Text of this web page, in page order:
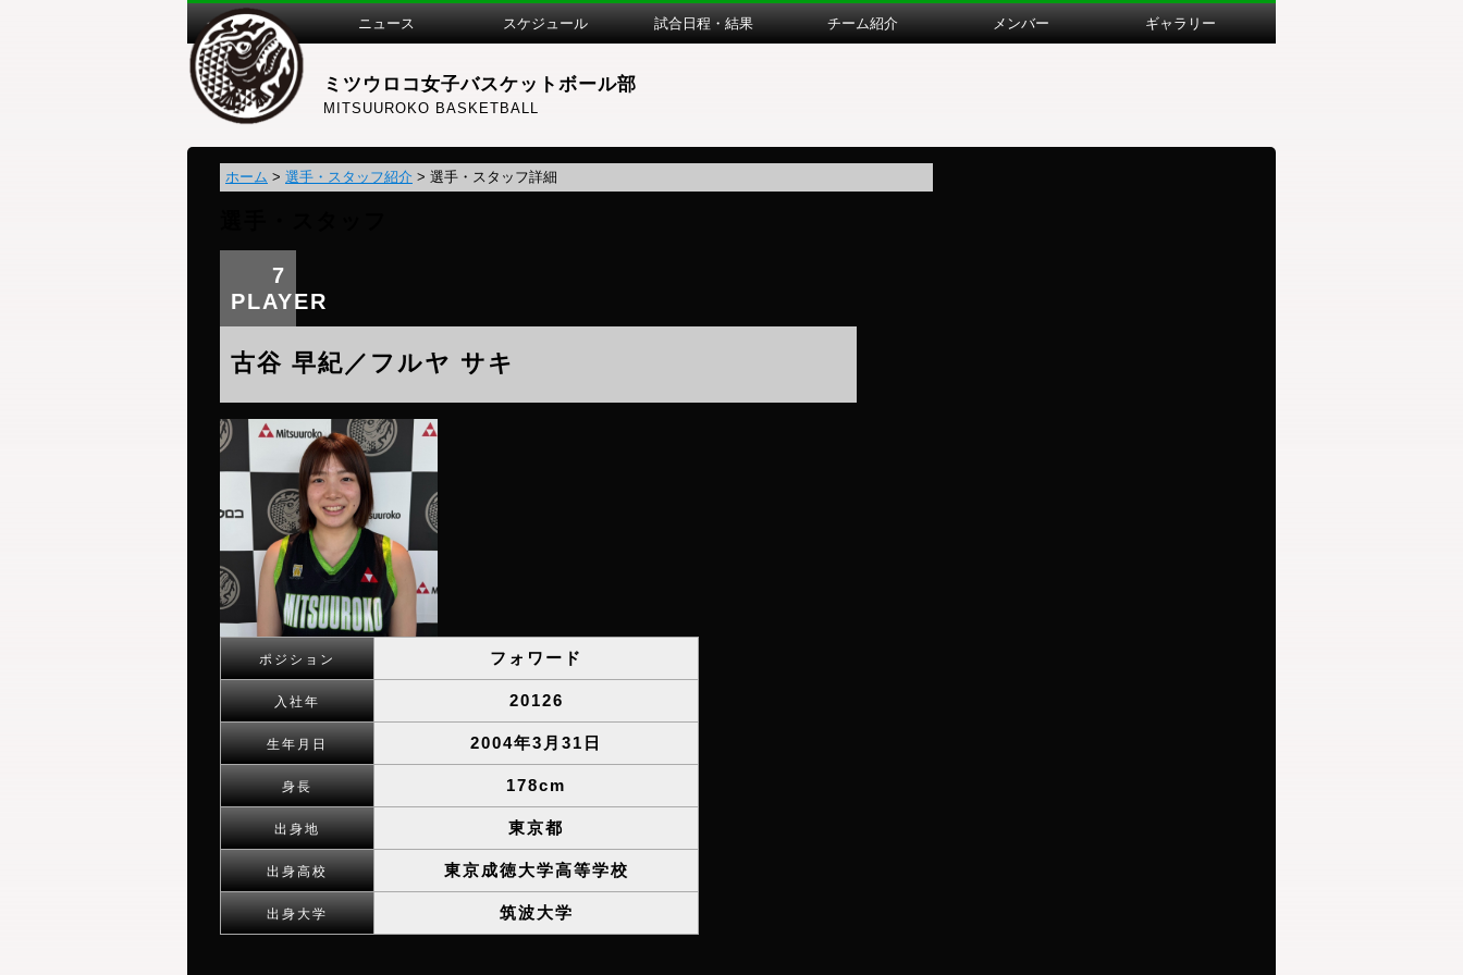
ニュース スケジュール 試合日程・結果 チーム紹介 メンバー ギャラリー
ミツウロコ女子バスケットボール部
MITSUUROKO BASKETBALL
ホーム > 選手・スタッフ紹介 > 選手・スタッフ詳細
7
PLAYER
古谷 早紀／フルヤ サキ
ポジション フォワード
入社年 20126
生年月日 2004年3月31日
身長 178cm
出身地 東京都
出身高校 東京成徳大学高等学校
出身大学 筑波大学